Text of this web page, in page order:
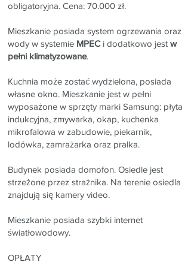
obligatoryjna. Cena: 70.000 zł.
Mieszkanie posiada system ogrzewania oraz
wody w systemie MPECi dodatkowo jest w
pełni klimatyzowane.
Kuchnia może zostać wydzielona, posiada
własne okno. Mieszkanie jest w pełni
wyposażone w sprzęty marki Samsung: płyta
indukcyjna, zmywarka, okap, kuchenka
mikrofalowa w zabudowie, piekarnik,
lodówka, zamrażarka oraz pralka.
Budynek posiada domofon. Osiedle jest
strzeżone przez strażnika. Na terenie osiedla
znajdują się kamery video.
Mieszkanie posiada szybki internet
światłowodowy.
OPŁATY